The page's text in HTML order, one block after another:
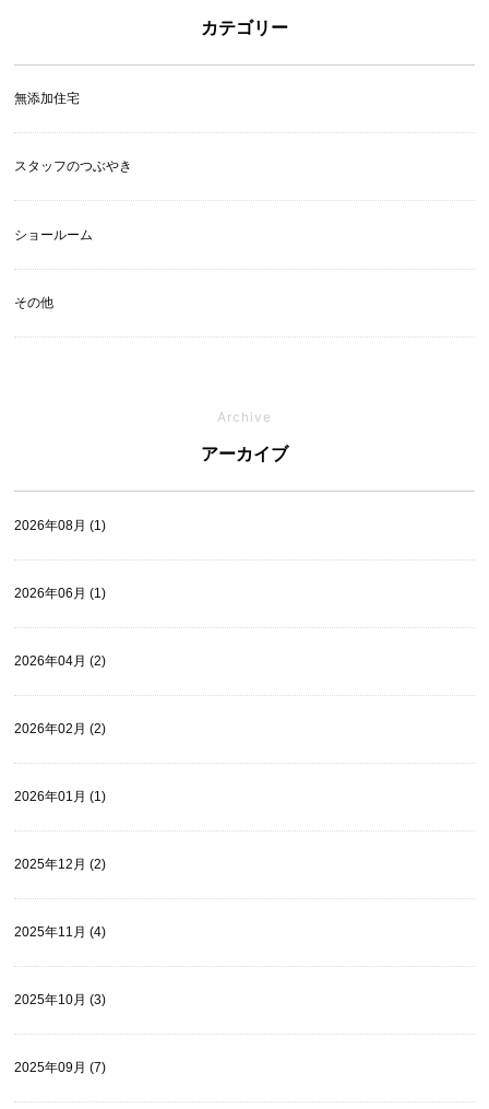
カテゴリー
無添加住宅
スタッフのつぶやき
ショールーム
その他
Archive
アーカイブ
2026年08月 (1)
2026年06月 (1)
2026年04月 (2)
2026年02月 (2)
2026年01月 (1)
2025年12月 (2)
2025年11月 (4)
2025年10月 (3)
2025年09月 (7)